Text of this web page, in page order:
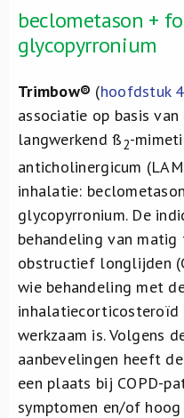
beclometason +
glycopyrronium
Trimbow® (hoofdstuk
associatie op basis
langwerkend ß2-
anticholinergicum
inhalatie:
glycopyrronium. De
behandeling van
obstructief longlijden
wie behandeling met
inhalatiecorticosteroïd
werkzaam is. Volgens
aanbevelingen heeft
een plaats bij COPD-
symptomen en/of